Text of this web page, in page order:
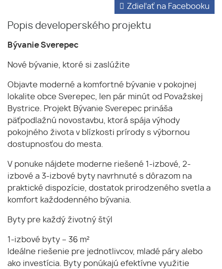
Popis developerského projektu
Zdieľať na Facebooku
Bývanie Sverepec
Nové bývanie, ktoré si zaslúžite
Objavte moderné a komfortné bývanie v pokojnej
lokalite obce Sverepec, len pár minút od Považskej
Bystrice. Projekt Bývanie Sverepec prináša
päťpodlažnú novostavbu, ktorá spája výhody
pokojného života v blízkosti prírody s výbornou
dostupnosťou do mesta.
V ponuke nájdete moderne riešené 1-izbové, 2-
izbové a 3-izbové byty navrhnuté s dôrazom na
praktické dispozície, dostatok prirodzeného svetla a
komfort každodenného bývania.
Byty pre každý životný štýl
1-izbové byty – 36 m²
Ideálne riešenie pre jednotlivcov, mladé páry alebo
ako investícia. Byty ponúkajú efektívne využitie